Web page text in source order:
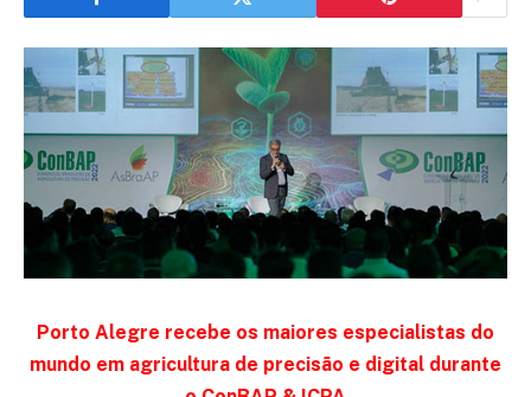
Porto Alegre recebe os maiores especialistas do
mundo em agricultura de precisão e digital durante